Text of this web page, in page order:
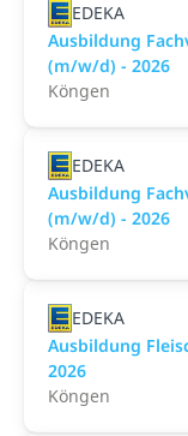
EDEKA
Ausbildung
(m/w/d) - 2026
Köngen
EDEKA
Ausbildung
(m/w/d) - 2026
Köngen
EDEKA
Ausbildung
2026
Köngen